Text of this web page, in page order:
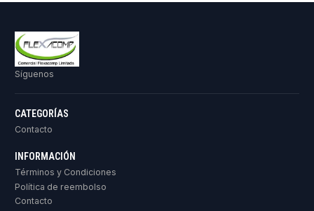
Síguenos
CATEGORÍAS
Contacto
INFORMACIÓN
Términos y Condiciones
Política de reembolso
Contacto